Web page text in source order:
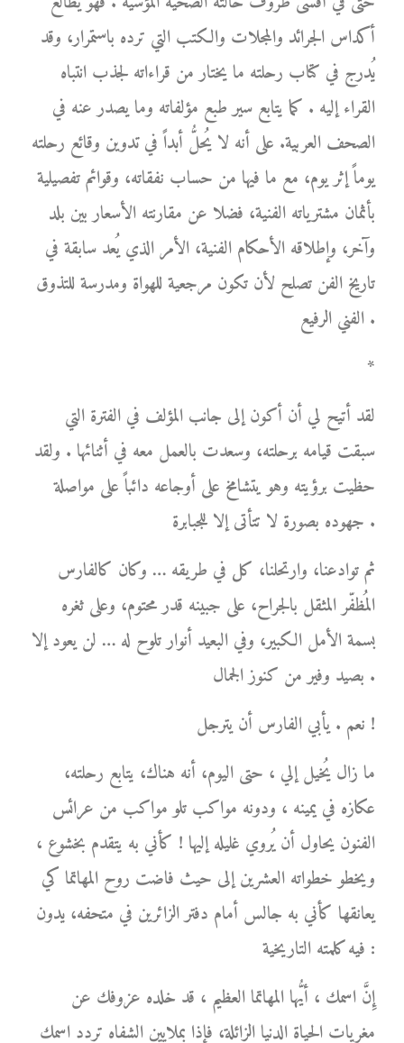
أكداس الجرائد والمجلات والكتب التي ترده باستمرار، وقد
يُدرج في كتاب رحلته ما يختار من قراءاته لجذب انتباه
القراء إليه . كما يتابع سير طبع مؤلفاته وما يصدر عنه في
الصحف العربية. على أنه لا يُحلُّ أبداً في تدوين وقائع رحلته
يوماً إثر يوم، مع ما فيها من حساب نفقاته، وقوائم تفصيلية
بأثمان مشترياته الفنية، فضلا عن مقارنته الأسعار بين بلد
وآخر، وإطلاقه الأحكام الفنية، الأمر الذي يُعد سابقة في
تاريخ الفن تصلح لأن تكون مرجعية للهواة ومدرسة للتذوق
الفني الرفيع .
*
لقد أتيح لي أن أكون إلى جانب المؤلف في الفترة التي
سبقت قيامه برحلته، وسعدت بالعمل معه في أثنائها . ولقد
حظيت برؤيته وهو يتشامخ على أوجاعه دائباً على مواصلة
جهوده بصورة لا تتأتى إلا للجبابرة .
ثم توادعنا، وارتحلنا، كل في طريقه … وكان كالفارس
المُظفّر المثقل بالجراح، على جبينه قدر محتوم، وعلى ثغره
بسمة الأمل الكبير، وفي البعيد أنوار تلوح له … لن يعود إلا
بصيد وفير من كنوز الجمال .
نعم . يأبي الفارس أن يترجل !
ما زال يُخيل إلي ، حتى اليوم، أنه هناك، يتابع رحلته،
عكازه في يمينه ، ودونه مواكب تلو مواكب من عرائس
الفنون يحاول أن يُروي غليله إليها ! كأني به يتقدم بخشوع ،
ويخطو خطواته العشرين إلى حيث فاضت روح المهاتما كي
يعانقها كأني به جالس أمام دفتر الزائرين في متحفه، يدون
فيه كلمته التاريخية :
إِنَّ اسمك ، أيُّها المهاتما العظيم ، قد خلده عزوفك عن
مغريات الحياة الدنيا الزائلة، فإذا بملايين الشفاه تردد اسمك